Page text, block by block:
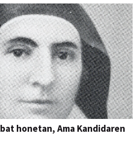
honetan, Ama Kandidaren